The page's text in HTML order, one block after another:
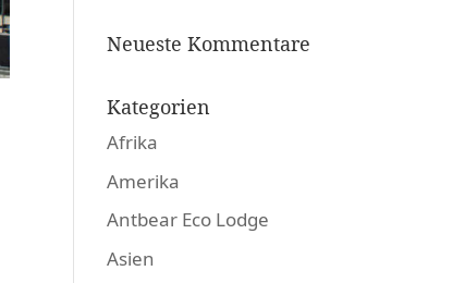
Neueste Kommentare
Kategorien
Afrika
Amerika
Antbear Eco Lodge
Asien